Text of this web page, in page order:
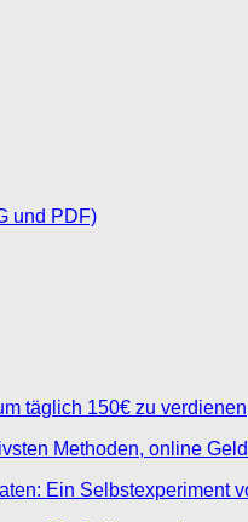
und PDF)
täglich 150€ zu
Methoden, online
Ein Selbstexperiment